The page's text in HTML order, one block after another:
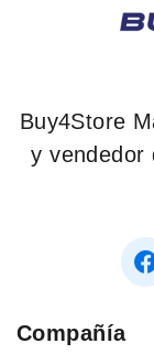
Buy4Store
y vendedor
Compañía